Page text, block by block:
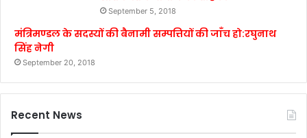
September 5, 2018
मंत्रिमण्डल के सदस्यों की बैनामी सम्पत्तियों की जाँच हो:रघुनाथ
सिंह नेगी
September 20, 2018
Recent News